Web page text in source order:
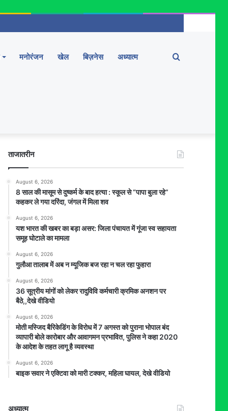
मनोरंजन खेल बिज़नेस अध्यात्म Search
ताजातरीन
August 6, 2026
8 साल की मासूम से दुष्कर्म के बाद हत्या : स्कूल से “पापा बुला रहे”
कहकर ले गया दरिंदा, जंगल में मिला शव
August 6, 2026
यश भारत की खबर का बड़ा असर: जिला पंचायत में गूंजा स्व सहायता
समूह घोटाले का मामला
August 6, 2026
गुलौआ तालाब में अब न म्यूजिक बज रहा न चल रहा फुहारा
August 6, 2026
36 सूत्रीय मांगों को लेकर रादुविवि कर्मचारी क्रमिक अनशन पर
बैठे,,देखे वीडियो
August 6, 2026
मोती मस्जिद बैरिकेडिंग के विरोध में 7 अगस्त को पुराना भोपाल बंद
व्यापारी बोले कारोबार और आवागमन प्रभावित, पुलिस ने कहा 2020
के आदेश के तहत लागू है व्यवस्था
August 6, 2026
बाइक सवार ने एक्टिवा को मारी टक्कर, महिला घायल, देखे वीडियो
अध्यात्म